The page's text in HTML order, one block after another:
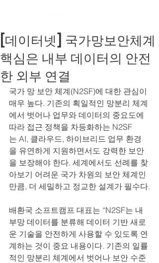
[데이터넷] 국가망보안체계
핵심은 내부 데이터의 안전
한 외부 연결
국가 망 보안 체계(N2SF)에 대한 관심이
매우 높다. 기존의 획일적인 망분리 체계
에서 벗어나 업무와 데이터의 중요도에
따라 접근 정책을 차등화하는 N2SF
는 AI, 클라우드, 하이브리드 업무 환경
을 유연하게 지원하면서도 강력한 보안
을 보장해야 한다. 세계에서도 선례를 찾
아보기 어려운 국가 차원의 보안 체계인
만큼, 더 세밀하고 정교한 설계가 필수다.
배환국 소프트캠프 대표는 “N2SF는 내
부망 데이터를 분류해 데이터 기반 새로
운 기술을 안전하게 사용할 수 있도록 연
계하는 것이 중요 내용이다. 기존의 일률
적인 망분리 체계에서 벗어나 보안 수준